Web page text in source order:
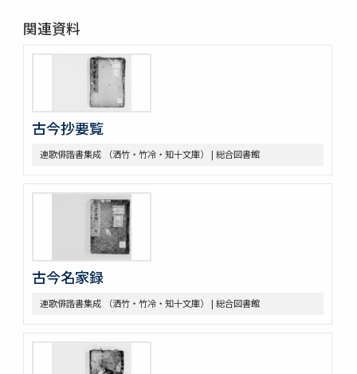
関連資料
古今抄要覧
連歌俳諧書集成 （洒竹・竹冷・知十文庫） | 総合図書館
古今名家録
連歌俳諧書集成 （洒竹・竹冷・知十文庫） | 総合図書館